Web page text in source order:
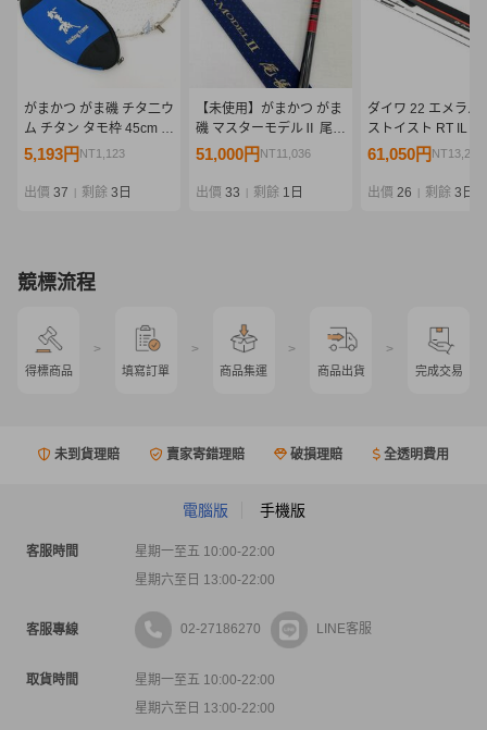
がまかつ がま磯 チタ二ウ
ム チタン タモ枠 45cm タ
モ網付 タモケース付属
5,193円 NT1,123
出價 37 剩餘 3日
【未使用】がまかつ がま
磯 マスターモデルⅡ 尾長
H-50 No.22073 最高峰モ
ケース付 0807-04
51,000円 NT11,036
出價 33 剩餘 1日
ダイワ 22 エメラル
ストイスト RT IL
未使用品
61,050円 NT13,211
出價 26 剩餘 3日
競標流程
得標商品
>
填寫訂單
>
商品集運
>
商品出貨
>
完成交易
未到貨理賠 賣家寄錯理賠 破損理賠 全透明費用
電腦版 手機版
客服時間
星期一至五 10:00-22:00
星期六至日 13:00-22:00
客服專線 02-27186270 LINE客服
取貨時間
星期一至五 10:00-22:00
星期六至日 13:00-22:00